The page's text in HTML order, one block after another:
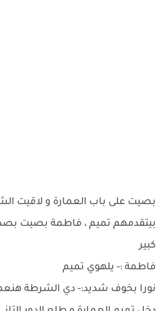
بصيت على باب العمارة و لاقيت
بيتقدمهم تميم ، فاطمة بصيت
كبير
فاطمة :- يلهوي تميم
نورا بخوف شديد:- دي الشرطة